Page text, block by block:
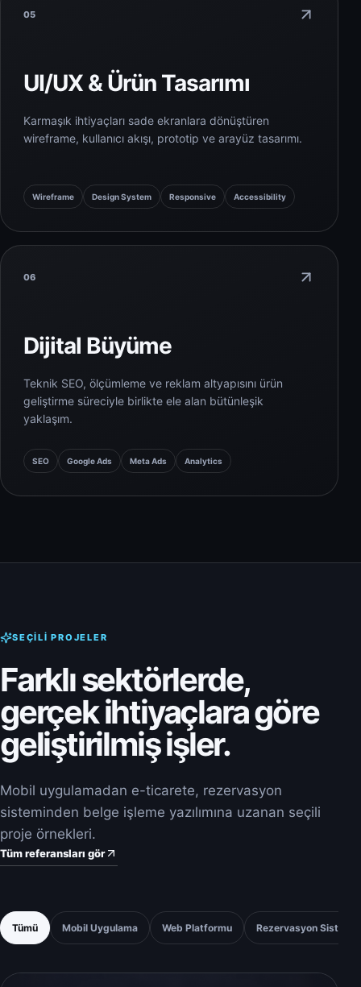
05
UI/UX & Ürün Tasarımı
Karmaşık ihtiyaçları sade ekranlara dönüştüren
wireframe, kullanıcı akışı, prototip ve arayüz tasarımı.
Wireframe Design System Responsive Accessibility
06
Dijital Büyüme
Teknik SEO, ölçümleme ve reklam altyapısını ürün
geliştirme süreciyle birlikte ele alan bütünleşik
yaklaşım.
SEO Google Ads Meta Ads Analytics
SEÇILI PROJELER
Farklı sektörlerde,
gerçek ihtiyaçlara göre
geliştirilmiş işler.
Mobil uygulamadan e-ticarete, rezervasyon
sisteminden belge işleme yazılımına uzanan seçili
proje örnekleri.
Tüm referansları gör
Tümü Mobil Uygulama Web Platformu Rezervasyon Sistemi